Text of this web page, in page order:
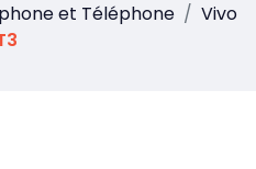
et Téléphone
Vivo